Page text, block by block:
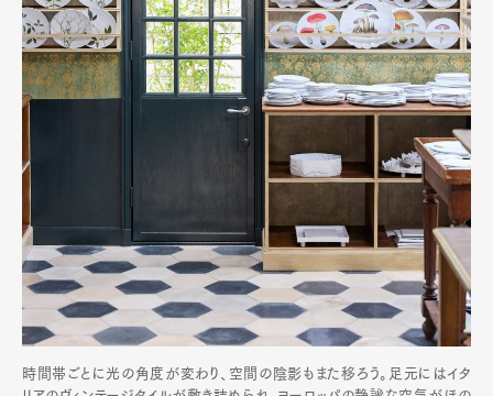
時間帯ごとに光の角度が変わり、空間の陰影もまた移ろう。足元にはイタ